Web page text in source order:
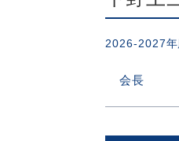
2026-2027年
会長